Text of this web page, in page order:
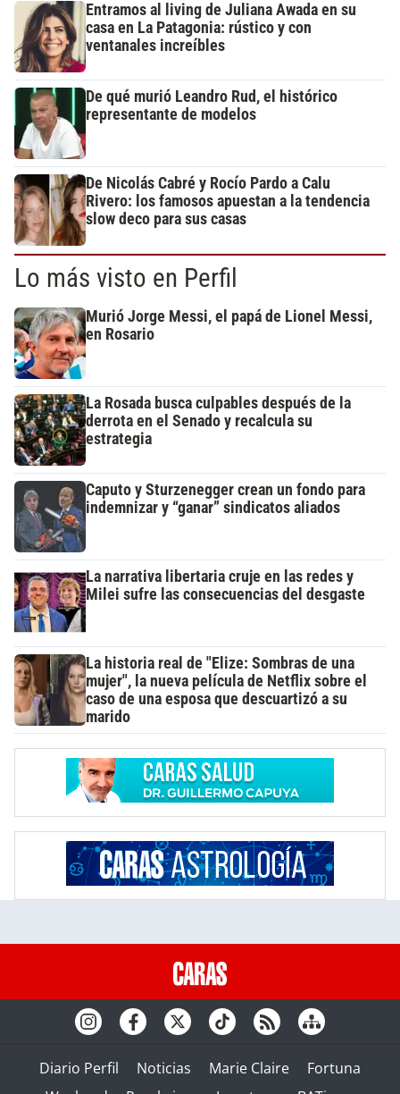
Entramos al living de Juliana Awada en su
casa en La Patagonia: rústico y con
ventanales increíbles
De qué murió Leandro Rud, el histórico
representante de modelos
De Nicolás Cabré y Rocío Pardo a Calu
Rivero: los famosos apuestan a la tendencia
slow deco para sus casas
Lo más visto en Perfil
Murió Jorge Messi, el papá de Lionel Messi,
en Rosario
La Rosada busca culpables después de la
derrota en el Senado y recalcula su
estrategia
Caputo y Sturzenegger crean un fondo para
indemnizar y “ganar” sindicatos aliados
La narrativa libertaria cruje en las redes y
Milei sufre las consecuencias del desgaste
La historia real de "Elize: Sombras de una
mujer", la nueva película de Netflix sobre el
caso de una esposa que descuartizó a su
marido
Diario Perfil Noticias Marie Claire
Fortuna